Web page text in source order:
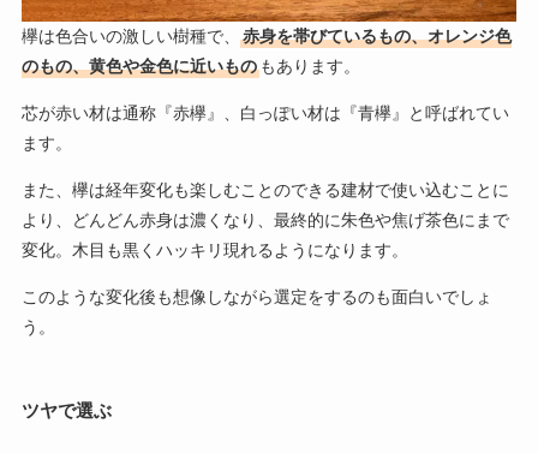
欅は色合いの激しい樹種で、
赤身を帯びているもの、オレンジ色
のもの、黄色や金色に近いものもあります。
芯が赤い材は通称『赤欅』、白っぽい材は『青欅』と呼ばれてい
ます。
また、欅は経年変化も楽しむことのできる建材で使い込むことに
より、どんどん赤身は濃くなり、最終的に朱色や焦げ茶色にまで
変化。木目も黒くハッキリ現れるようになります。
このような変化後も想像しながら選定をするのも面白いでしょ
う。
ツヤで選ぶ